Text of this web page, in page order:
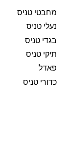
מחבטי טניס
נעלי טניס
בגדי טניס
תיקי טניס
פאדל
כדורי טניס